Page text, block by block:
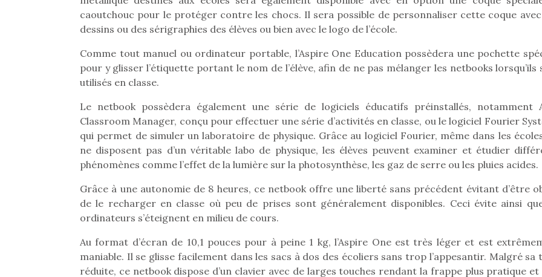
caoutchouc pour le protéger contre les chocs. Il sera possible de personnaliser cette coque
dessins ou des sérigraphies des élèves ou bien avec le logo de l’école.
Comme tout manuel ou ordinateur portable, l’Aspire One Education possèdera une pochette
pour y glisser l’étiquette portant le nom de l’élève, afin de ne pas mélanger les netbooks lorsqu’ils
utilisés en classe.
Le netbook possèdera également une série de logiciels éducatifs préinstallés, notamment
Classroom Manager, conçu pour effectuer une série d’activités en classe, ou le logiciel Fourier
qui permet de simuler un laboratoire de physique. Grâce au logiciel Fourier, même dans les
ne disposent pas d’un véritable labo de physique, les élèves peuvent examiner et étudier
phénomènes comme l’effet de la lumière sur la photosynthèse, les gaz de serre ou les pluies acides.
Grâce à une autonomie de 8 heures, ce netbook offre une liberté sans précédent évitant d’être
de le recharger en classe où peu de prises sont généralement disponibles. Ceci évite ainsi
ordinateurs s’éteignent en milieu de cours.
Au format d’écran de 10,1 pouces pour à peine 1 kg, l’Aspire One est très léger et est
maniable. Il se glisse facilement dans les sacs à dos des écoliers sans trop l’appesantir. Malgré sa
réduite, ce netbook dispose d’un clavier avec de larges touches rendant la frappe plus pratique et
pour les enfants, un
animal qui change des
grand !
Les jeux d’imitation
constituent un véritable
pour les
animal qui